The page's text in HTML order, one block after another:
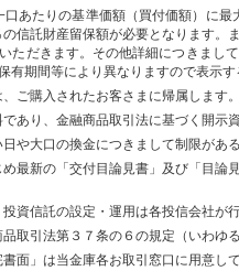
あたりの基準価額（買付価額）に
信託財産留保額が必要となります
ただきます。その他詳細につきまし
有期間等により異なりますので表示す
ご購入されたお客さまに帰属します。
あり、金融商品取引法に基づく開示
や大口の換金につきまして制限があ
最新の「交付目論見書」及び「目
資信託の設定・運用は各投信会社が行
取引法第３７条の６の規定（いわゆ
面」は当金庫各お取引窓口に用意し